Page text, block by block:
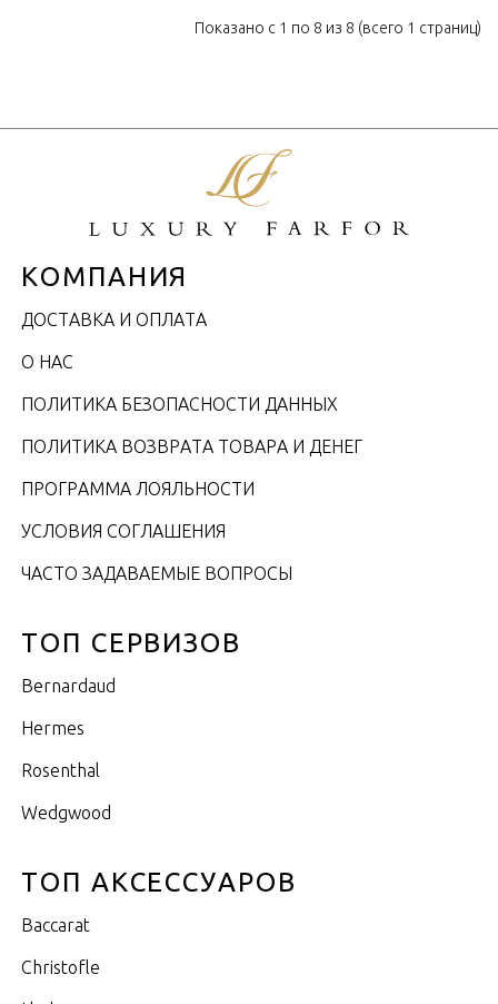
Показано с 1 по 8 из 8 (всего 1 страниц)
КОМПАНИЯ
ДОСТАВКА И ОПЛАТА
О НАС
ПОЛИТИКА БЕЗОПАСНОСТИ ДАННЫХ
ПОЛИТИКА ВОЗВРАТА ТОВАРА И ДЕНЕГ
ПРОГРАММА ЛОЯЛЬНОСТИ
УСЛОВИЯ СОГЛАШЕНИЯ
ЧАСТО ЗАДАВАЕМЫЕ ВОПРОСЫ
ТОП СЕРВИЗОВ
Bernardaud
Hermes
Rosenthal
Wedgwood
ТОП АКСЕССУАРОВ
Baccarat
Christofle